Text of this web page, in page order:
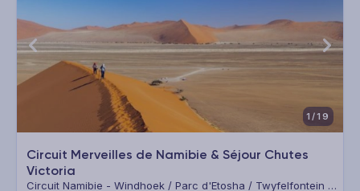
1/19
Circuit Merveilles de Namibie & Séjour Chutes
Victoria
Circuit Namibie - Windhoek / Parc d'Etosha / Twyfelfontein /